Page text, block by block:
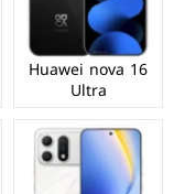
Huawei nova 16
Ultra